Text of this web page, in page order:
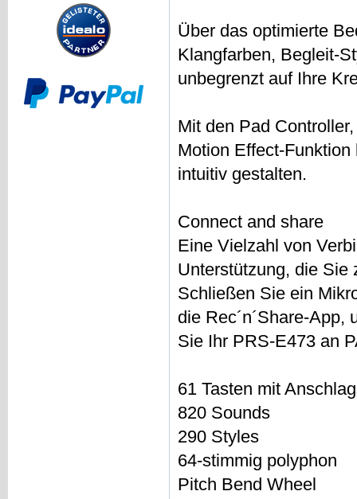
Über das optimierte
Klangfarben, Begleit-
unbegrenzt auf Ihre
Mit den Pad
Motion Effect-
intuitiv gestalten.
Connect and share
Eine Vielzahl von
Unterstützung, die Sie
Schließen Sie ein
die Rec´n´Share-
Sie Ihr PRS-E473 an
61 Tasten mit
820 Sounds
290 Styles
64-stimmig polyphon
Pitch Bend Wheel